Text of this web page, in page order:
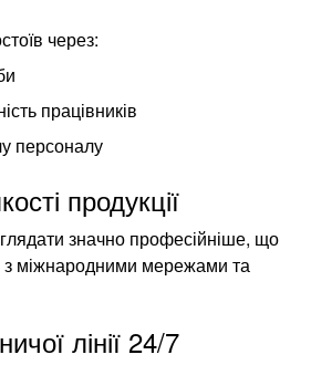
через:
працівників
персоналу
продукції
значно професійніше, що
міжнародними мережами та
лінії 24/7